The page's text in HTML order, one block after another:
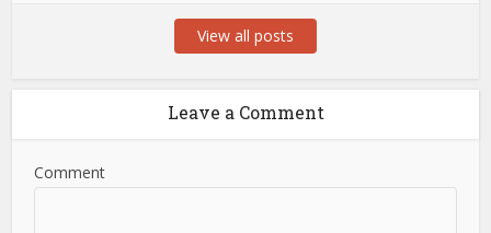
View all posts
Leave a Comment
Comment